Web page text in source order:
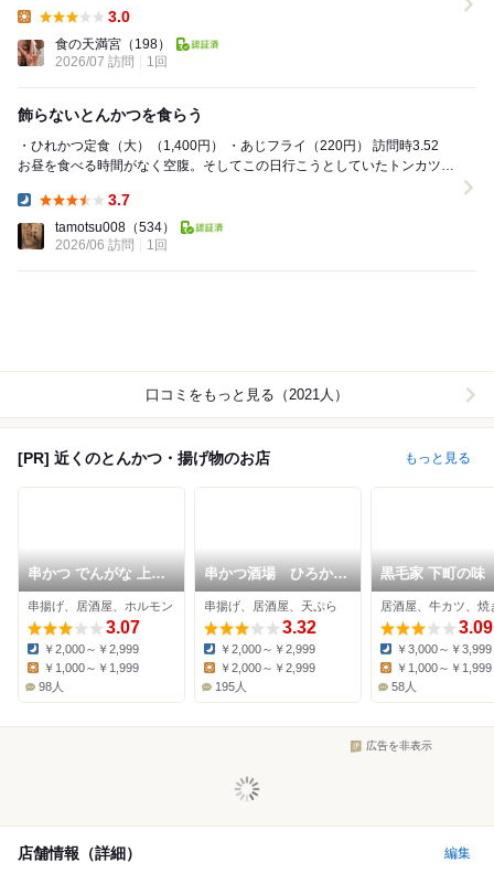
3.0
食の天満宮 （198）
2026/07 訪問
1回
飾らないとんかつを食らう
・ひれかつ定食（大）（1,400円） ・あじフライ（220円） 訪問時3.52
お昼を食べる時間がなく空腹。そしてこの日行こうとしていたトンカツ屋
3.7
tamotsu008 （534）
2026/06 訪問
1回
口コミをもっと見る（2021人）
[PR] 近くのとんかつ・揚げ物のお店 もっと見る
串かつ でんがな 上野
店
串揚げ、居酒屋、ホルモン
3.07
Dinner:
￥2,000～￥2,999
Lunch:
￥1,000～￥1,999
98人
串かつ酒場 ひろかつ
上野アメ横店
串揚げ、居酒屋、天ぷら
3.32
Dinner:
￥2,000～￥2,999
￥2,000～￥2,999
195人
黒毛家 下町の味
居酒屋、牛カツ、焼
3.09
Dinner:
￥3,000～￥3,999
Lunch:
￥1,000～￥1,999
58人
広告を非表示
店舗情報（詳細） 編集